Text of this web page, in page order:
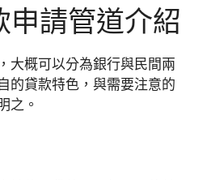
申請管道介紹
大概可以分為銀行與民間兩
的貸款特色，與需要注意的
之。